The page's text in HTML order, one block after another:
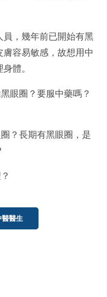
，幾年前已開始有黑
容易敏感，故想用中
體。
眼圈？要服中藥嗎？
？長期有黑眼圈，是
醫生